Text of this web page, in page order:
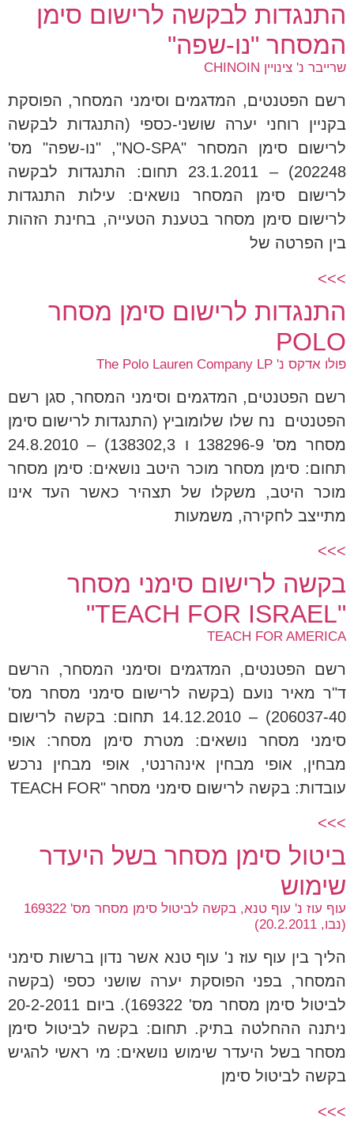
התנגדות לבקשה לרישום סימן
המסחר "נו-שפה"
שרייבר נ' צינויין CHINOIN
רשם הפטנטים, המדגמים וסימני המסחר, הפוסקת
בקניין רוחני יערה שושני-כספי (התנגדות לבקשה
לרישום סימן המסחר "NO-SPA", "נו-שפה" מס'
202248) – 23.1.2011 תחום: התנגדות לבקשה
לרישום סימן המסחר נושאים: עילות התנגדות
לרישום סימן מסחר בטענת הטעייה, בחינת הזהות
בין הפרטה של
>>>
התנגדות לרישום סימן מסחר
POLO
פולו אדקס נ' The Polo Lauren Company LP
רשם הפטנטים, המדגמים וסימני המסחר, סגן רשם
הפטנטים נח שלו שלומוביץ (התנגדות לרישום סימן
מסחר מס' 138296-9 ו 138302,3) – 24.8.2010
תחום: סימן מסחר מוכר היטב נושאים: סימן מסחר
מוכר היטב, משקלו של תצהיר כאשר העד אינו
מתייצב לחקירה, משמעות
>>>
בקשה לרישום סימני מסחר
"TEACH FOR ISRAEL"
TEACH FOR AMERICA
רשם הפטנטים, המדגמים וסימני המסחר, הרשם
ד"ר מאיר נועם (בקשה לרישום סימני מסחר מס'
206037-40) – 14.12.2010 תחום: בקשה לרישום
סימני מסחר נושאים: מטרת סימן מסחר: אופי
מבחין, אופי מבחין אינהרנטי, אופי מבחין נרכש
עובדות: בקשה לרישום סימני מסחר "TEACH FOR
>>>
ביטול סימן מסחר בשל היעדר
שימוש
עוף עוז נ' עוף טנא, בקשה לביטול סימן מסחר מס' 169322
(נבו, 20.2.2011)
הליך בין עוף עוז נ' עוף טנא אשר נדון ברשות סימני
המסחר, בפני הפוסקת יערה שושני כספי (בקשה
לביטול סימן מסחר מס' 169322). ביום 20-2-2011
ניתנה ההחלטה בתיק. תחום: בקשה לביטול סימן
מסחר בשל היעדר שימוש נושאים: מי ראשי להגיש
בקשה לביטול סימן
>>>